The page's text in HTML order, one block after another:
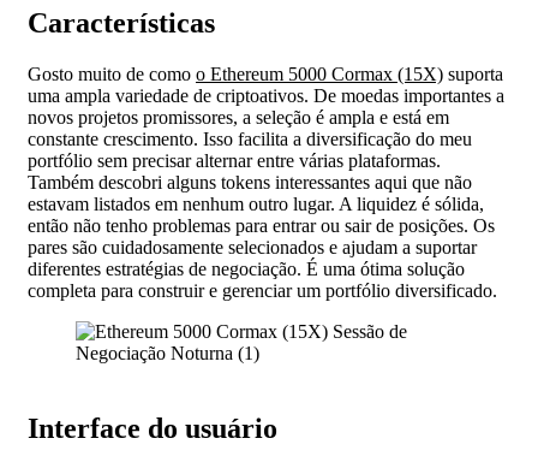
Características
Gosto muito de como o Ethereum 5000 Cormax (15X) suporta
uma ampla variedade de criptoativos. De moedas importantes a
novos projetos promissores, a seleção é ampla e está em
constante crescimento. Isso facilita a diversificação do meu
portfólio sem precisar alternar entre várias plataformas.
Também descobri alguns tokens interessantes aqui que não
estavam listados em nenhum outro lugar. A liquidez é sólida,
então não tenho problemas para entrar ou sair de posições. Os
pares são cuidadosamente selecionados e ajudam a suportar
diferentes estratégias de negociação. É uma ótima solução
completa para construir e gerenciar um portfólio diversificado.
Interface do usuário